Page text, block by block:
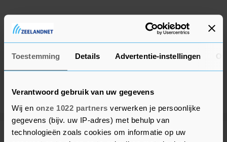
Toestemming Details Advertentie-instellingen
Verantwoord gebruik van uw gegevens
Wij en onze 1022 partners verwerken je persoonlijke
gegevens (bijv. uw IP-adres) met behulp van
technologieën zoals cookies om informatie op uw